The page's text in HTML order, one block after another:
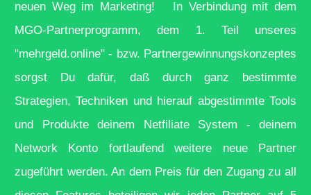
neuen Weg im Marketing! In Verbindung mit dem
MGO-Partnerprogramm, dem 1. Teil unseres
"mehrgeld.online" - bzw. Partnergewinnungskonzeptes
sorgst Du dafür, daß durch ganz bestimmte
Strategien, Techniken und hierauf abgestimmte Tools
und Produkte deinem Netfiliate System - deinem
Network Konto fortlaufend weitere neue Partner
zugeführt werden. An dem Preis für den Zugang zu all